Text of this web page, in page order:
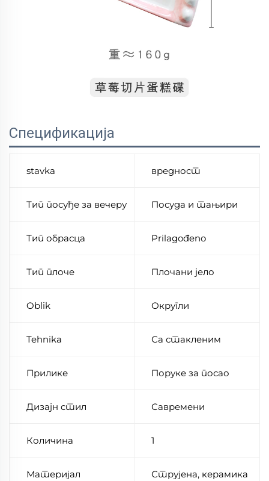
Спецификација
stavka вредност
Тип посуђе за вечеру Посуда и тањири
Тип обрасца Prilagođeno
Тип плоче Плочани јело
Oblik Округли
Tehnika Са стакленим
Прилике Поруке за посао
Дизајн стил Савремени
Количина 1
Материјал Струјена, керамика